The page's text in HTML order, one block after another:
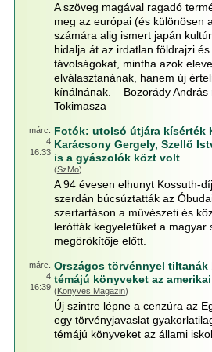
A szöveg magával ragadó
meg az európai (és különösen
számára alig ismert japán
hidalja át az irdatlan földrajzi
távolságokat, mintha azok
elválasztanának, hanem új
kínálnának. – Bozorády
Tokimasza
márc.
4
16:33
Fotók: utolsó útjára kísérték
Karácsony Gergely, Szellő
is a gyászolók közt volt
(SzMo)
A 94 évesen elhunyt Kossuth-
szerdán búcsúztatták az
szertartáson a művészeti és
lerótták kegyeletüket a magyar
megörökítője előtt.
márc.
4
16:39
Országos törvénnyel tiltanák
témájú könyveket az
(Könyves Magazin)
Új szintre lépne a cenzúra az
egy törvényjavaslat
témájú könyveket az állami